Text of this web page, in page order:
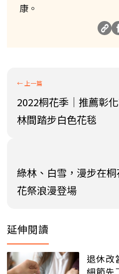
康。
2022桐花季│推薦彰
林間踏步白色花毯
綠林、白雪，漫步在
花祭浪漫登場
延伸閱讀
退休改